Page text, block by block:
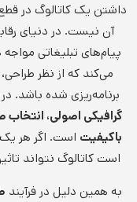
داشتن یک کاتالوگ در
آن نیست. در دنیای
پیام‌های تبلیغاتی
می‌کند که از نظر
برنامه‌ریزی شده باشد.
گرافیکی اصولی،
باکیفیت است. اگر هر یک
است کاتالوگ نتواند
به همین دلیل در فرآیند